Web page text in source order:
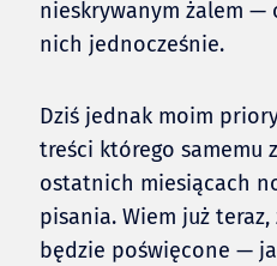
nieskrywanym żalem —
nich jednocześnie.
Dziś jednak moim
treści którego samemu
ostatnich miesiącach
pisania. Wiem już
będzie poświęcone —